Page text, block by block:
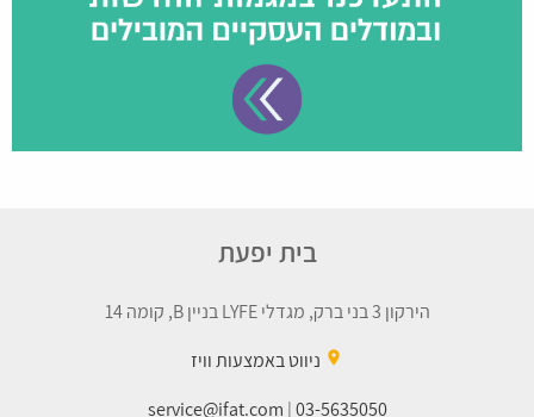
בית יפעת
הירקון 3 בני ברק, מגדלי LYFE בניין B, קומה 14
place ניווט באמצעות וויז
service@ifat.com |03-5635050